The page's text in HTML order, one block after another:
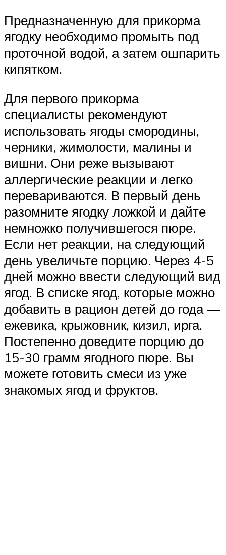
Предназначенную для прикорма
ягодку необходимо промыть под
проточной водой, а затем ошпарить
кипятком.
Для первого прикорма
специалисты рекомендуют
использовать ягоды смородины,
черники, жимолости, малины и
вишни. Они реже вызывают
аллергические реакции и легко
перевариваются. В первый день
разомните ягодку ложкой и дайте
немножко получившегося пюре.
Если нет реакции, на следующий
день увеличьте порцию. Через 4-5
дней можно ввести следующий вид
ягод. В списке ягод, которые можно
добавить в рацион детей до года —
ежевика, крыжовник, кизил, ирга.
Постепенно доведите порцию до
15-30 грамм ягодного пюре. Вы
можете готовить смеси из уже
знакомых ягод и фруктов.